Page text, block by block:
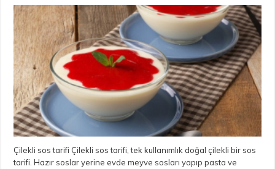
Çilekli sos tarifi Çilekli sos tarifi, tek kullanımlık doğal çilekli bir sos
tarifi. Hazır soslar yerine evde meyve sosları yapıp pasta ve